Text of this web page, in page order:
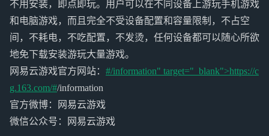
不用安装，即点即玩。用户可以在不同设备上游玩手机游戏
和电脑游戏，而且完全不受设备配置和容量限制，不占空
间，不耗电，不吃配置，不发烫，任何设备都可以随心所欲
地免下载安装游玩大量游戏。
网易云游戏官方网站： #/information" target="_blank">https://c
g.163.com/#/information
官方微博：网易云游戏
微信公众号：网易云游戏